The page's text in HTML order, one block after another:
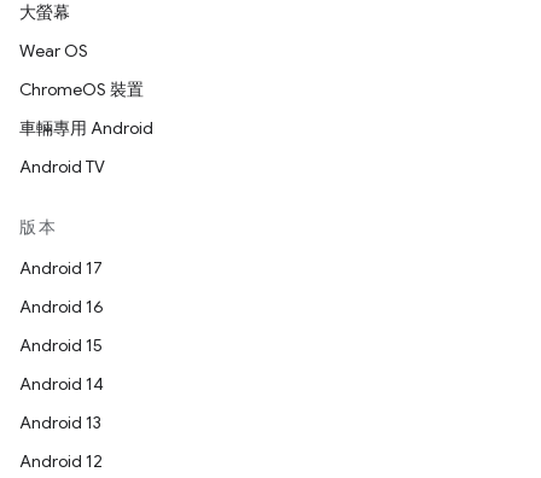
大螢幕
Wear OS
ChromeOS 裝置
車輛專用 Android
Android TV
版本
Android 17
Android 16
Android 15
Android 14
Android 13
Android 12